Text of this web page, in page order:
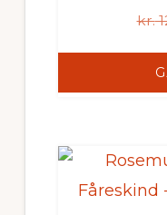
kr.